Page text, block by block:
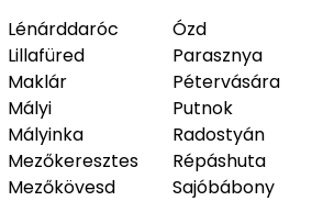
Lénárddaróc
Lillafüred
Maklár
Mályi
Mályinka
Mezőkeresztes
Mezőkövesd
Ózd
Parasznya
Pétervására
Putnok
Radostyán
Répáshuta
Sajóbábony